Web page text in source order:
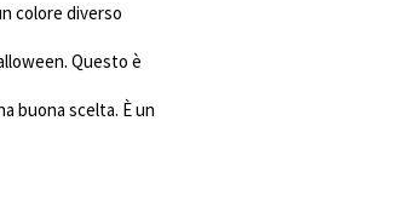
colore diverso
Questo è
buona scelta. È un